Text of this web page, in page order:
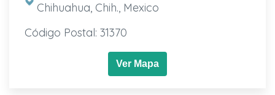
Chihuahua, Chih., Mexico
Código Postal: 31370
Ver Mapa